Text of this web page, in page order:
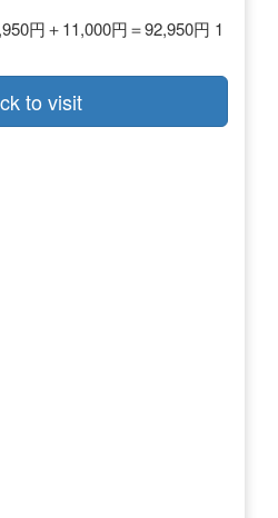
円＋11,000円＝92,950円 1
to visit